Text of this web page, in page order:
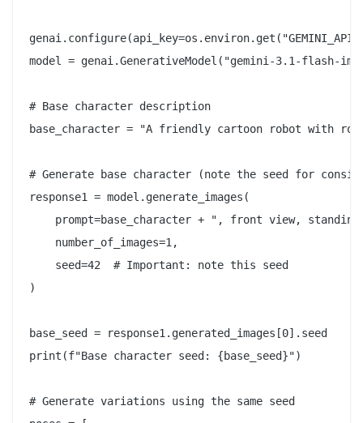
model = genai.GenerativeModel("gemini-3.1-flash-
# Base character description
base_character = "A friendly cartoon robot with
# Generate base character (note the seed for
response1 = model.generate_images(
prompt=base_character + ", front view, standing
    number_of_images=1,
    seed=42  # Important: note this seed
)
base_seed = response1.generated_images[0].seed
print(f"Base character seed: {base_seed}")
# Generate variations using the same seed